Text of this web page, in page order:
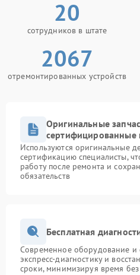
20
сотрудников в штате
2067
отремонтированных устройств
Оригинальные
сертифицированные
Используются оригинальные
сертификацию специалисты,
работу после ремонта и
обязательств
Бесплатная
Современное оборудование и
экспресс-диагностику и
сроки, минимизируя время без